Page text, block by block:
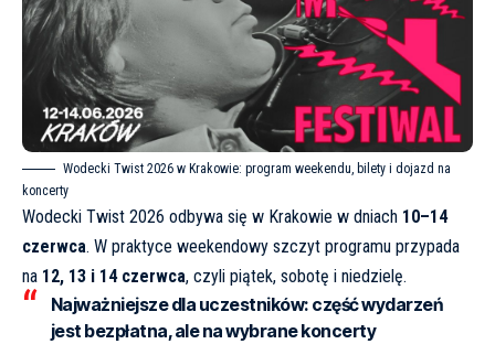
Wodecki Twist 2026 w Krakowie: program weekendu, bilety i dojazd na
koncerty
Wodecki Twist 2026 odbywa się w Krakowie w dniach 10–14
czerwca. W praktyce weekendowy szczyt programu przypada
na 12, 13 i 14 czerwca, czyli piątek, sobotę i niedzielę.
Najważniejsze dla uczestników: część wydarzeń
jest bezpłatna, ale na wybrane koncerty